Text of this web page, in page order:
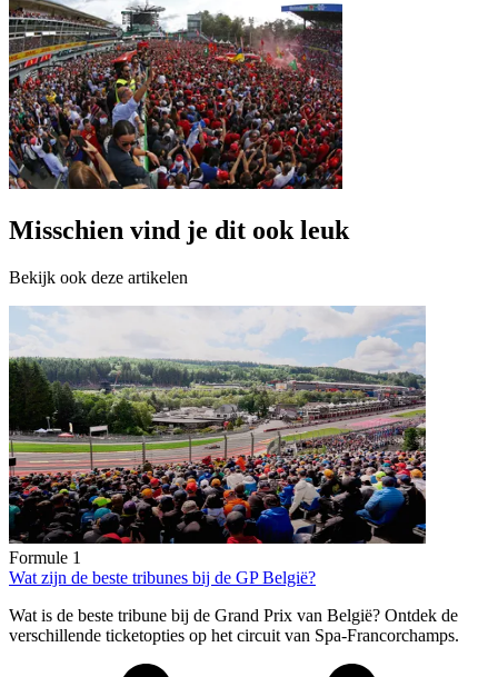
Misschien vind je dit ook leuk
Bekijk ook deze artikelen
Formule 1
Wat zijn de beste tribunes bij de GP België?
Wat is de beste tribune bij de Grand Prix van België? Ontdek de
verschillende ticketopties op het circuit van Spa-Francorchamps.